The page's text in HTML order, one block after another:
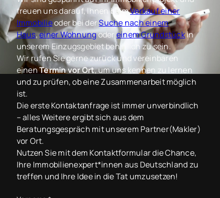
freuen uns darauf, Ihnen beimVerkauf einer
Immobilieoder bei derSuche nach einem
Haus,einer Wohnungodereinem Grundstückin
unserem Einzugsgebiet behilflich zu sein.
Wir rufen Sie gerne zurück und vereinbaren
einenTermin vor Ort, um uns kennen zu lernen
und zu prüfen, ob eine Zusammenarbeit möglich
ist.
Die erste Kontaktanfrage ist immer unverbindlich
– alles Weitere ergibt sich aus dem
Beratungsgespräch mit unserem Partner(Makler)
vor Ort.
Nutzen Sie mit dem Kontaktformular die Chance,
Ihre Immobilienexpert*innen aus Deutschland zu
treffen und Ihre Idee in die Tat umzusetzen!